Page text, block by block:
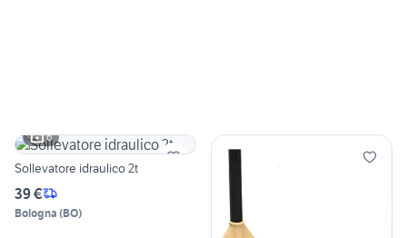
6
Sollevatore idraulico 2t
39 €
Bologna (BO)